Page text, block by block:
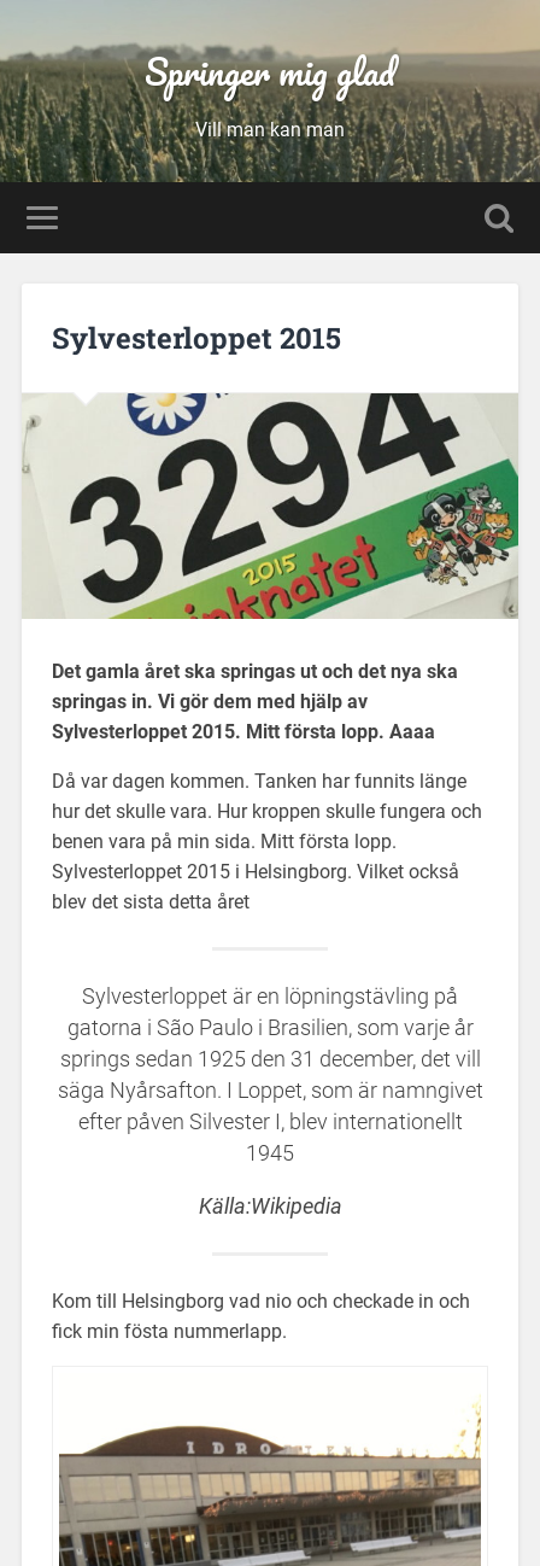
Springer mig glad
Vill man kan man
Sylvesterloppet 2015
Det gamla året ska springas ut och det nya ska
springas in. Vi gör dem med hjälp av
Sylvesterloppet 2015. Mitt första lopp. Aaaa
Då var dagen kommen. Tanken har funnits länge
hur det skulle vara. Hur kroppen skulle fungera och
benen vara på min sida. Mitt första lopp.
Sylvesterloppet 2015 i Helsingborg. Vilket också
blev det sista detta året
Sylvesterloppet är en löpningstävling på
gatorna i São Paulo i Brasilien, som varje år
springs sedan 1925 den 31 december, det vill
säga Nyårsafton. I Loppet, som är namngivet
efter påven Silvester I, blev internationellt
1945
Källa:Wikipedia
Kom till Helsingborg vad nio och checkade in och
fick min fösta nummerlapp.